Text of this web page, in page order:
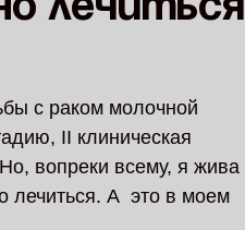
с раком молочной
II клиническая
вопреки всему, я жива
лечиться. А  это в моем